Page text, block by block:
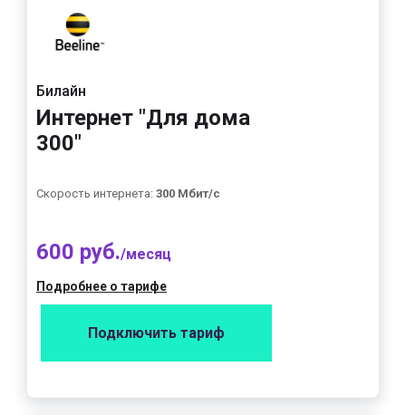
Билайн
Интернет "Для дома
300"
Скорость интернета: 300 Мбит/с
600 руб./месяц
Подробнее о тарифе
Подключить тариф